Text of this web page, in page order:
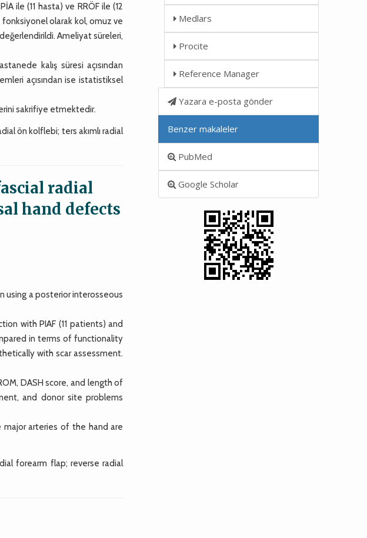
ile (11 hasta) ve RRÖF ile (12
olarak kol, omuz ve
Ameliyat süreleri,
kalış süresi açısından
açısından ise istatistiksel
sakrifiye etmektedir.
ön kolflebi; ters akımlı radial
radial
hand defects
using a posterior interosseous
with PIAF (11 patients) and
in terms of functionality
with scar assessment.
DASH score, and length of
and donor site problems
major arteries of the hand are
forearm flap; reverse radial
Medlars
Procite
Reference Manager
Yazara e-posta gönder
Benzer makaleler
PubMed
Google Scholar